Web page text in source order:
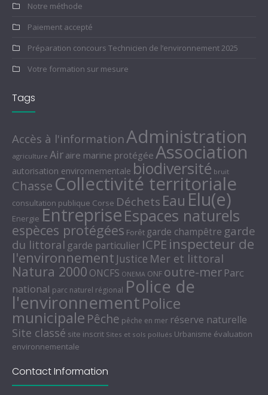
Notre méthode
Paiement accepté
Préparation concours Technicien de l’environnement 2025
Votre formation sur mesure
Tags
Accès à l'informationAdministration
agriculture Air aire marine protégée Association
autorisation environnementale biodiversité bruit
Chasse Collectivité territoriale
consultation publique Corse Déchets Eau Elu(e)
Energie EntrepriseEspaces naturels
espèces protégées Forêt garde champêtre garde
du littoral garde particulier ICPE inspecteur de
l'environnement Justice Mer et littoral
Natura 2000 ONCFS ONEMA ONF outre-mer Parc
national parc naturel régional Police de
l'environnementPolice
municipale Pêche pêche en mer réserve naturelle
Site classé site inscrit Sites et sols pollués Urbanisme évaluation
environnementale
Contact Information